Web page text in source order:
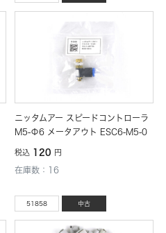
ニッタムアー スピードコントローラ
M5-Φ6 メータアウト ESC6-M5-0
税込 120 円
在庫数：16
51858 中古